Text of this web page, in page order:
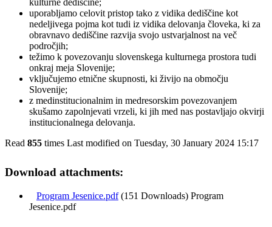
uporabljamo celovit pristop tako z vidika dediščine kot
nedeljivega pojma kot tudi iz vidika delovanja človeka, ki za
obravnavo dediščine razvija svojo ustvarjalnost na več
področjih;
težimo k povezovanju slovenskega kulturnega prostora tudi
onkraj meja Slovenije;
vključujemo etnične skupnosti, ki živijo na območju
Slovenije;
z medinstitucionalnim in medresorskim povezovanjem
skušamo zapolnjevati vrzeli, ki jih med nas postavljajo okvirji
institucionalnega delovanja.
Read 855 times Last modified on Tuesday, 30 January 2024 15:17
Download attachments:
Program Jesenice.pdf (151 Downloads) Program
Jesenice.pdf